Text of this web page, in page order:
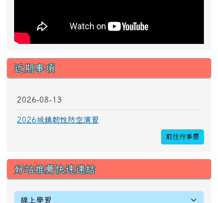
近期事項
2026-08-13
2026城鎮韌性防空演習
前往行事曆
好站推薦快速連結